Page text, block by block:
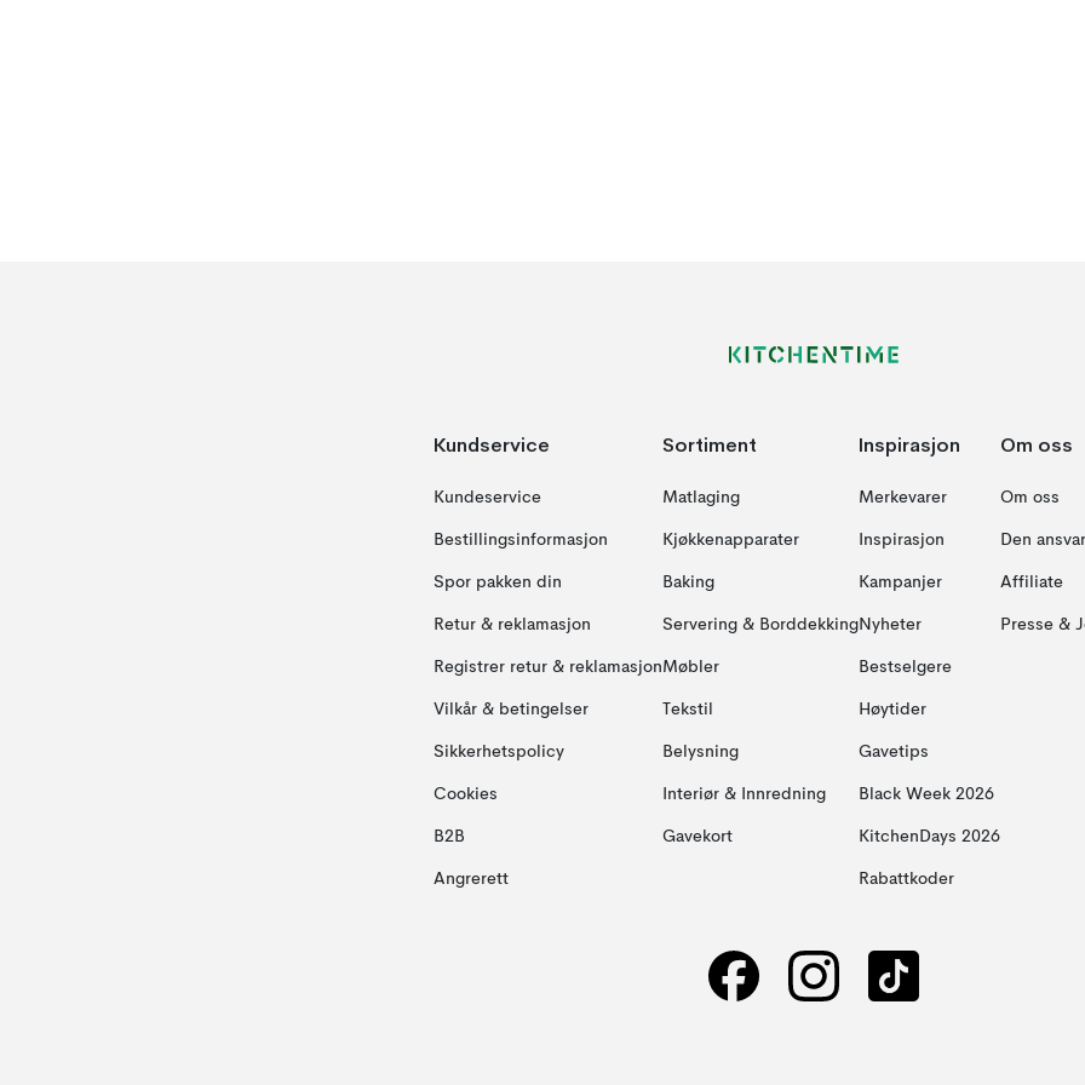
Kundservice
Kundeservice
Bestillingsinformasjon
Spor pakken din
Retur & reklamasjon
Registrer retur & reklamasjon
Vilkår & betingelser
Sikkerhetspolicy
Cookies
B2B
Angrerett
Sortiment
Matlaging
Kjøkkenapparater
Baking
Servering & Borddekking
Møbler
Tekstil
Belysning
Interiør & Innredning
Gavekort
Inspirasjon
Merkevarer
Inspirasjon
Kampanjer
Nyheter
Bestselgere
Høytider
Gavetips
Black Week 2026
KitchenDays 2026
Rabattkoder
Om oss
Om oss
Den
Affiliate
Presse &